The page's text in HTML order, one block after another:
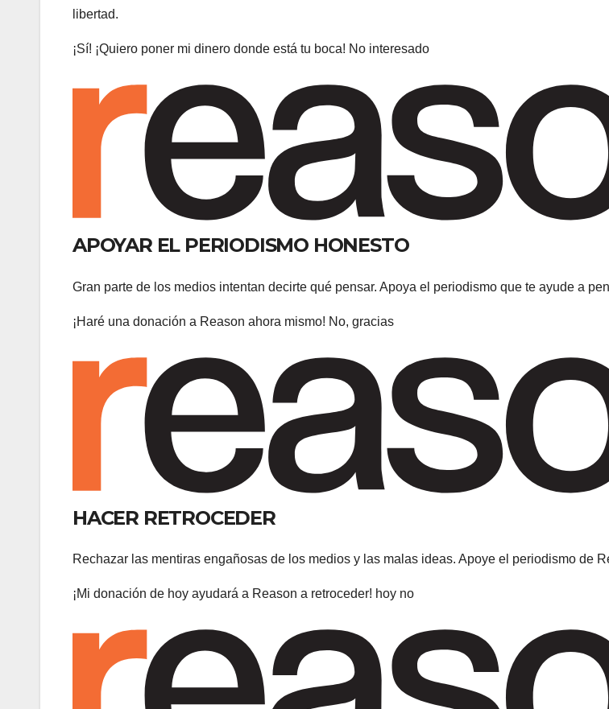
libertad.
¡Sí! ¡Quiero poner mi dinero donde está tu boca! No interesado
APOYAR EL PERIODISMO HONESTO
Gran parte de los medios intentan decirte qué pensar. Apoya el periodismo que te ayude a
¡Haré una donación a Reason ahora mismo! No, gracias
HACER RETROCEDER
Rechazar las mentiras engañosas de los medios y las malas ideas. Apoye el periodismo de
¡Mi donación de hoy ayudará a Reason a retroceder! hoy no